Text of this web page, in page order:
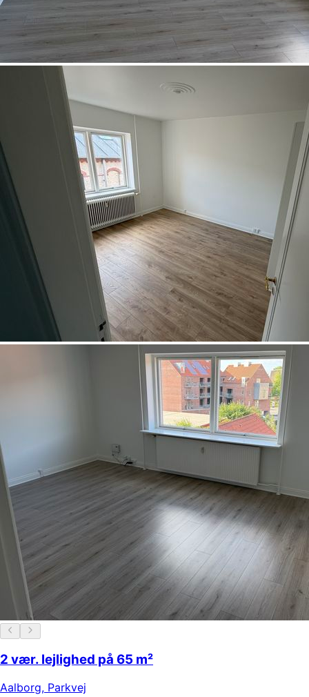
2 vær. lejlighed på 65 m²
Aalborg, Parkvej